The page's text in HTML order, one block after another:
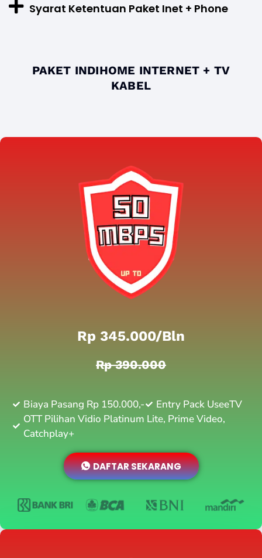
Syarat Ketentuan Paket Inet + Phone
PAKET INDIHOME INTERNET + TV
KABEL
Rp 345.000/bln
Rp 390.000
Biaya Pasang Rp 150.000,-
Entry Pack UseeTV
OTT Pilihan Vidio Platinum Lite, Prime Video,
Catchplay+
DAFTAR SEKARANG